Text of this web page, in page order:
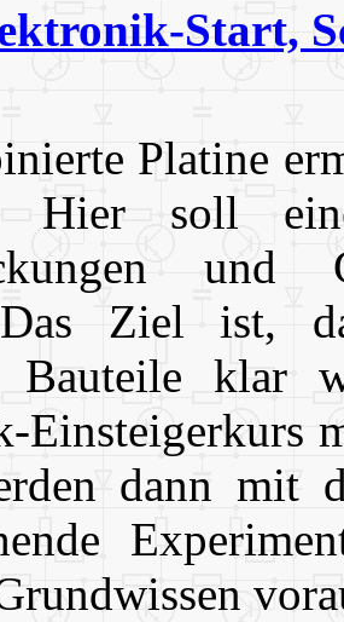
Start,
Platine
Hier soll
und
Ziel ist,
Bauteile klar
Einsteigerkurs
dann mit